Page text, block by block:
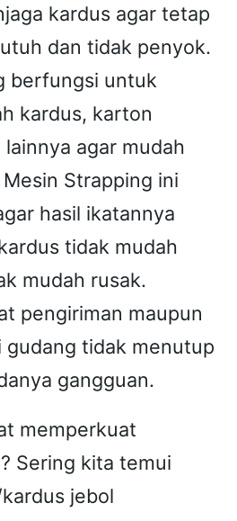
kardus agar tetap
dan tidak penyok.
berfungsi untuk
kardus, karton
agar mudah
Strapping ini
hasil ikatannya
tidak mudah
mudah rusak.
pengiriman maupun
gudang tidak menutup
gangguan.
memperkuat
Sering kita temui
jebol